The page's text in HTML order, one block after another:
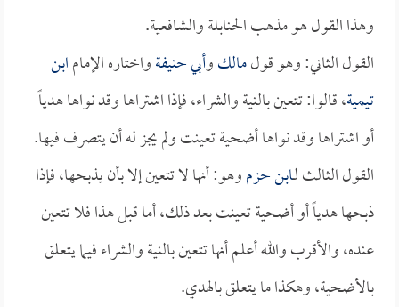
وهذا القول هو مذهب الحنابلة والشافعية.
القول الثاني: وهو قولمالكوأبي حنيفةواختاره الإمامابن
تيمية، قالوا: تتعين بالنية والشراء، فإذا اشتراها وقد نواها هدياً
أو اشتراها وقد نواها أضحية تعينت ولم يجز له أن يتصرف فيها.
القول الثالث لـابن حزموهو: أنها لا تتعين إلا بأن يذبحها، فإذا
ذبحها هدياً أو أضحية تعينت بعد ذلك، أما قبل هذا فلا تتعين
عنده، والأقرب والله أعلم أنها تتعين بالنية والشراء فيما يتعلق
بالأضحية، وهكذا ما يتعلق بالهدي.